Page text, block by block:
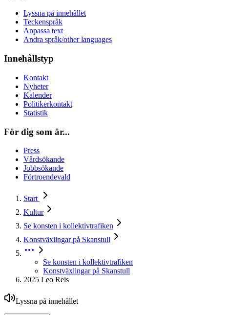
Lyssna på innehållet
Teckenspråk
Anpassa text
Andra språk/other languages
Innehållstyp
Kontakt
Nyheter
Kalender
Politikerkontakt
Statistik
För dig som är...
Press
Vårdsökande
Jobbsökande
Förtroendevald
Start
Kultur
Se konsten i kollektivtrafiken
Konstväxlingar på Skanstull
Se konsten i kollektivtrafiken
Konstväxlingar på Skanstull
2025 Leo Reis
Lyssna på innehållet